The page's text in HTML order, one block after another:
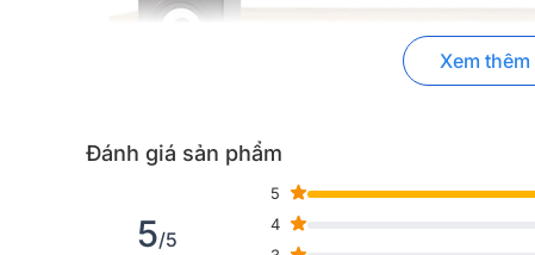
Xem thêm
Đánh giá sản phẩm
5/5
5
4